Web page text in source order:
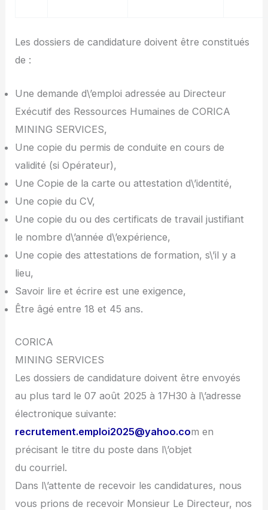
Les dossiers de candidature doivent être constitués
de :
Une demande d\’emploi adressée au Directeur
Exécutif des Ressources Humaines de CORICA
MINING SERVICES,
Une copie du permis de conduite en cours de
validité (si Opérateur),
Une Copie de la carte ou attestation d\’identité,
Une copie du CV,
Une copie du ou des certificats de travail justifiant
le nombre d\’année d\’expérience,
Une copie des attestations de formation, s\’il y a
lieu,
Savoir lire et écrire est une exigence,
Être âgé entre 18 et 45 ans.
CORICA
MINING SERVICES
Les dossiers de candidature doivent être envoyés
au plus tard le 07 août 2025 à 17H30 à l\’adresse
électronique suivante:
recrutement.emploi2025@yahoo.com en
précisant le titre du poste dans l\’objet
du courriel.
Dans l\’attente de recevoir les candidatures, nous
vous prions de recevoir Monsieur Le Directeur, nos